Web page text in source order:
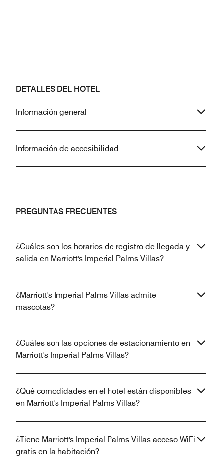
DETALLES DEL HOTEL
Información general
Información de accesibilidad
PREGUNTAS FRECUENTES
¿Cuáles son los horarios de registro de llegada y
salida en Marriott's Imperial Palms Villas?
¿Marriott's Imperial Palms Villas admite
mascotas?
¿Cuáles son las opciones de estacionamiento en
Marriott's Imperial Palms Villas?
¿Qué comodidades en el hotel están disponibles
en Marriott's Imperial Palms Villas?
¿Tiene Marriott's Imperial Palms Villas acceso WiFi
gratis en la habitación?